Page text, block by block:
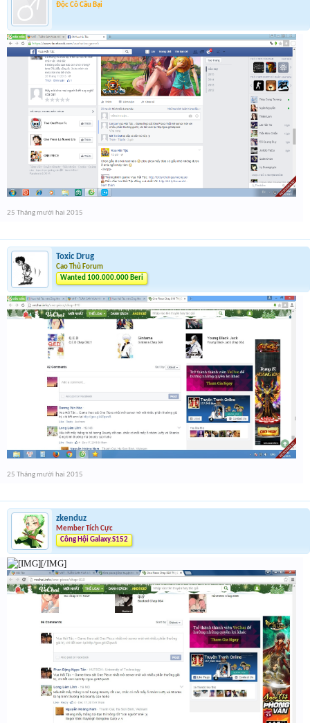
Độc Cô Cầu Bại
25 Tháng mười hai 2015
Toxic Drug
Cao Thủ Forum
Wanted 100.000.000 Beri
25 Tháng mười hai 2015
zkenduz
Member Tích Cực
Công Hội Galaxy.S152
[/IMG]